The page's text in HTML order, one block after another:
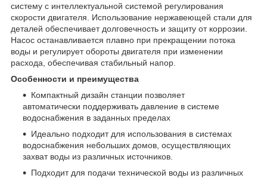
систему с интеллектуальной системой регулирования
скорости двигателя. Использование нержавеющей стали для
деталей обеспечивает долговечность и защиту от коррозии.
Насос останавливается плавно при прекращении потока
воды и регулирует обороты двигателя при изменении
расхода, обеспечивая стабильный напор.
Особенности и преимущества
Компактный дизайн станции позволяет
автоматически поддерживать давление в системе
водоснабжения в заданных пределах
Идеально подходит для использования в системах
водоснабжения небольших домов, осуществляющих
захват воды из различных источников.
Подходит для подачи технической воды из различных